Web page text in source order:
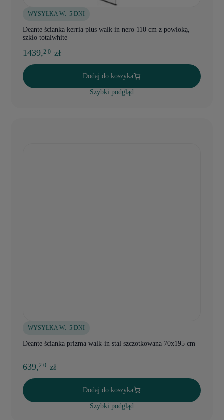
WYSYŁKA W: 5 DNI
Deante ścianka kerria plus walk in nero 110 cm z powłoką,
szkło totalwhite
1439,2 0 zł
Dodaj do koszyka
Szybki podgląd
WYSYŁKA W: 5 DNI
Deante ścianka prizma walk-in stal szczotkowana 70x195 cm
639,2 0 zł
Dodaj do koszyka
Szybki podgląd